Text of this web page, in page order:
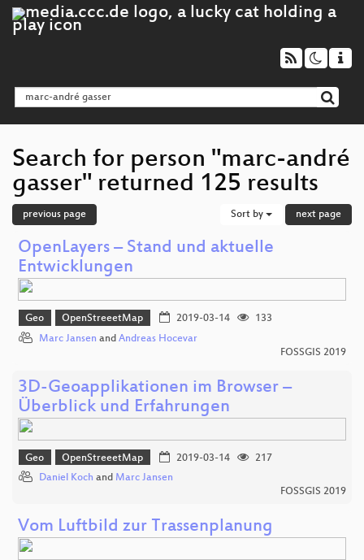
Search for person "marc-andré
gasser" returned 125 results
previous page Sort by next page
OpenLayers – Stand und aktuelle
Entwicklungen
Geo OpenStreeetMap 2019-03-14
133
Marc Jansen and Andreas Hocevar
FOSSGIS 2019
3D-Geoapplikationen im Browser –
Überblick und Erfahrungen
Geo OpenStreeetMap 2019-03-14
217
Daniel Koch and Marc Jansen
FOSSGIS 2019
Vom Luftbild zur Trassenplanung